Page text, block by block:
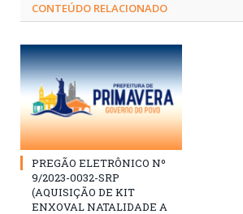
CONTEÚDO RELACIONADO
PREGÃO ELETRÔNICO Nº
9/2023-0032-SRP
(AQUISIÇÃO DE KIT
ENXOVAL NATALIDADE A